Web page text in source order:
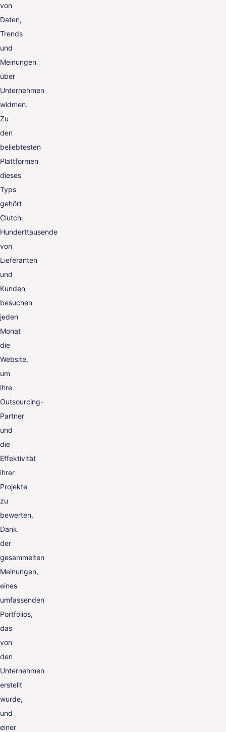
von
Daten,
Trends
und
Meinungen
über
Unternehmen
widmen.
Zu
den
beliebtesten
Plattformen
dieses
Typs
gehört
Clutch.
Hunderttausende
von
Lieferanten
und
Kunden
besuchen
jeden
Monat
die
Website,
um
ihre
Outsourcing-
Partner
und
die
Effektivität
ihrer
Projekte
zu
bewerten.
Dank
der
gesammelten
Meinungen,
eines
umfassenden
Portfolios,
das
von
den
Unternehmen
erstellt
wurde,
und
einer